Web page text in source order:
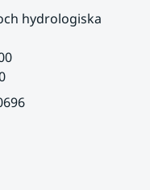
hydrologiska